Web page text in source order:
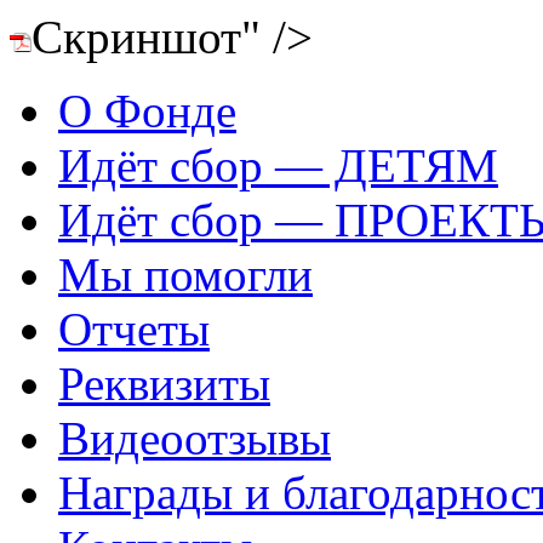
Скриншот" />
О Фонде
Идёт сбор — ДЕТЯМ
Идёт сбор —
Мы помогли
Отчеты
Реквизиты
Видеоотзывы
Награды и